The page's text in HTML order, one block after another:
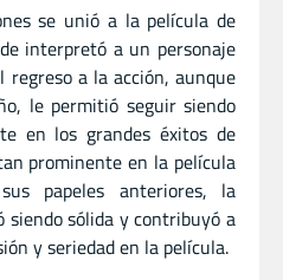
se unió a la película de
interpretó a un personaje
regreso a la acción, aunque
le permitió seguir siendo
en los grandes éxitos de
prominente en la película
papeles anteriores, la
siendo sólida y contribuyó a
y seriedad en la película.